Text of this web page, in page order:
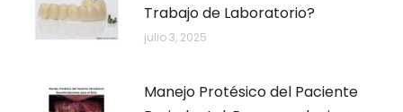
Trabajo de Laboratorio?
julio 3, 2025
Manejo Protésico del Paciente